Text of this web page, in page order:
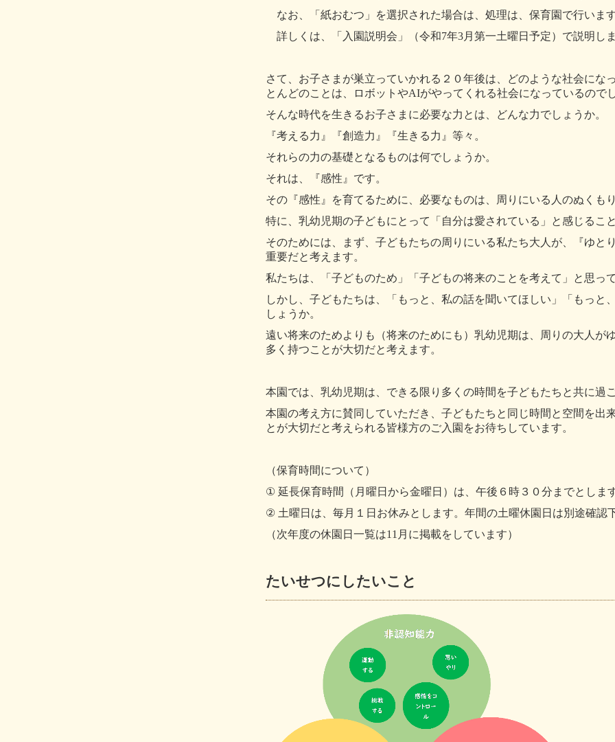
なお、「紙おむつ」を選択された場合は、処理は、保育園で行いま
詳しくは、「入園説明会」（令和7年3月第一土曜日予定）で説明し
さて、お子さまが巣立っていかれる２０年後は、どのような社会にな
とんどのことは、ロボットやAIがやってくれる社会になっているので
そんな時代を生きるお子さまに必要な力とは、どんな力でしょうか。
『考える力』『創造力』『生きる力』等々。
それらの力の基礎となるものは何でしょうか。
それは、『感性』です。
その『感性』を育てるために、必要なものは、周りにいる人のぬくも
特に、乳幼児期の子どもにとって「自分は愛されている」と感じるこ
そのためには、まず、子どもたちの周りにいる私たち大人が、『ゆと
重要だと考えます。
私たちは、「子どものため」「子どもの将来のことを考えて」と思っ
しかし、子どもたちは、「もっと、私の話を聞いてほしい」「もっと
しょうか。
遠い将来のためよりも（将来のためにも）乳幼児期は、周りの大人が
多く持つことが大切だと考えます。
本園では、乳幼児期は、できる限り多くの時間を子どもたちと共に過
本園の考え方に賛同していただき、子どもたちと同じ時間と空間を出
とが大切だと考えられる皆様方のご入園をお待ちしています。
（保育時間について）
① 延長保育時間（月曜日から金曜日）は、午後６時３０分までとしま
② 土曜日は、毎月１日お休みとします。年間の土曜休園日は別途確認
（次年度の休園日一覧は11月に掲載をしています）
たいせつにしたいこと